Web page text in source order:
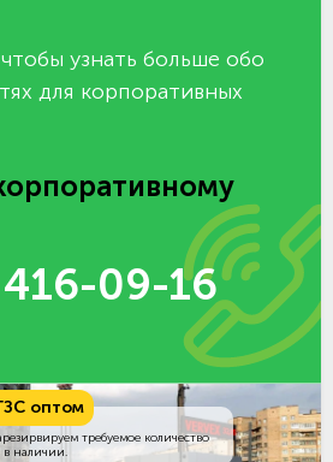
узнать больше обо
для корпоративных
09-16
оптом
требуемое количество
в наличии.